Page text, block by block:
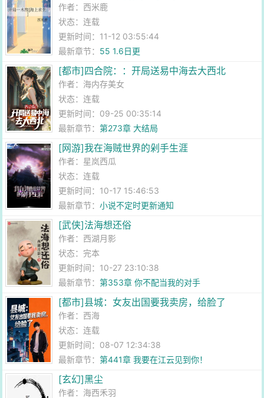
作者： 西米鹿
状态：连载
更新时间：11-12 03:55:44
最新章节： 55 1.6日更
[都市]四合院：：开局送易中海去大西北
作者： 海内存美女
状态：连载
更新时间：09-25 00:35:14
最新章节：第273章 大结局
[网游]我在海贼世界的剁手生涯
作者： 星岚西瓜
状态：连载
更新时间：10-17 15:46:53
最新章节：小说不定时更新通知
[武侠]法海想还俗
作者： 西湖月影
状态：完本
更新时间：10-27 23:10:38
最新章节：第353章 你不配当我的对手
[都市]县城：女友出国要我卖房，给脸了
作者： 西海
状态：连载
更新时间：08-07 12:34:38
最新章节：第441章 我要在江云见到你！
[玄幻]黑尘
作者： 海西禾羽